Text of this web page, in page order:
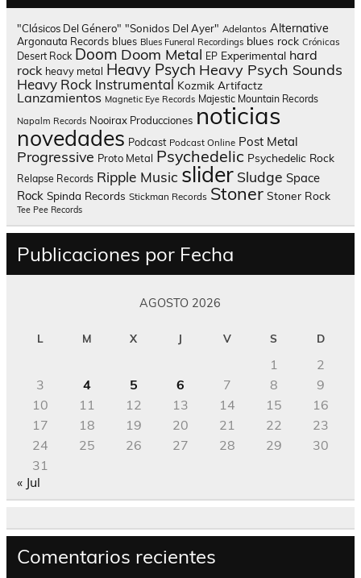
"Clásicos Del Género" "Sonidos Del Ayer" Adelantos Alternative
Argonauta Records blues Blues Funeral Recordings blues rock Crónicas
Desert Rock Doom Doom Metal EP Experimental hard
rock heavy metal Heavy Psych Heavy Psych Sounds
Heavy Rock Instrumental Kozmik Artifactz
Lanzamientos Magnetic Eye Records Majestic Mountain Records
Napalm Records Nooirax Producciones noticias
novedades Podcast Podcast Online Post Metal
Progressive Proto Metal Psychedelic Psychedelic Rock
Relapse Records Ripple Music slider Sludge Space
Rock Spinda Records Stickman Records Stoner Stoner Rock
Tee Pee Records
Publicaciones por Fecha
AGOSTO 2026
L M X J V S D
1
2
3
4 5 6 7 8
9
10
11 12 13 14 15
16
17
18 19 20 21 22
23
24
25 26 27 28 29
30
31
« Jul
Comentarios recientes